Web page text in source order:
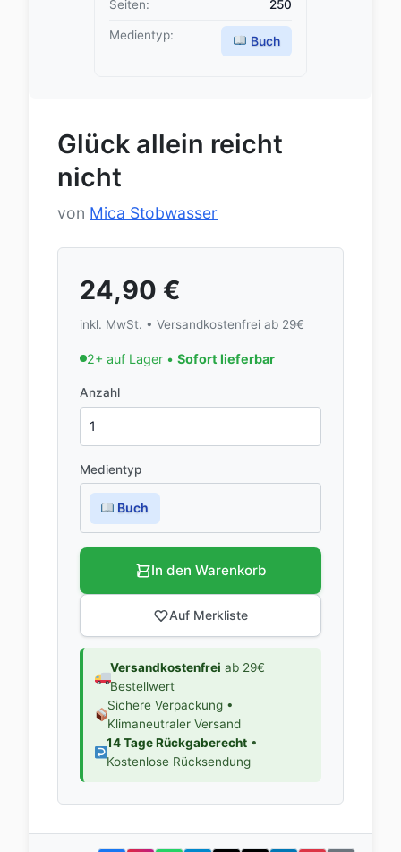
Seiten: 250
Medientyp: Buch
Glück allein reicht
nicht
von Mica Stobwasser
24,90 €
inkl. MwSt. • Versandkostenfrei ab 29€
2+ auf Lager • Sofort lieferbar
Anzahl
Medientyp
Buch
In den Warenkorb
Auf Merkliste
Versandkostenfrei ab 29€
Bestellwert
Sichere Verpackung •
Klimaneutraler Versand
14 Tage Rückgaberecht•
Kostenlose Rücksendung